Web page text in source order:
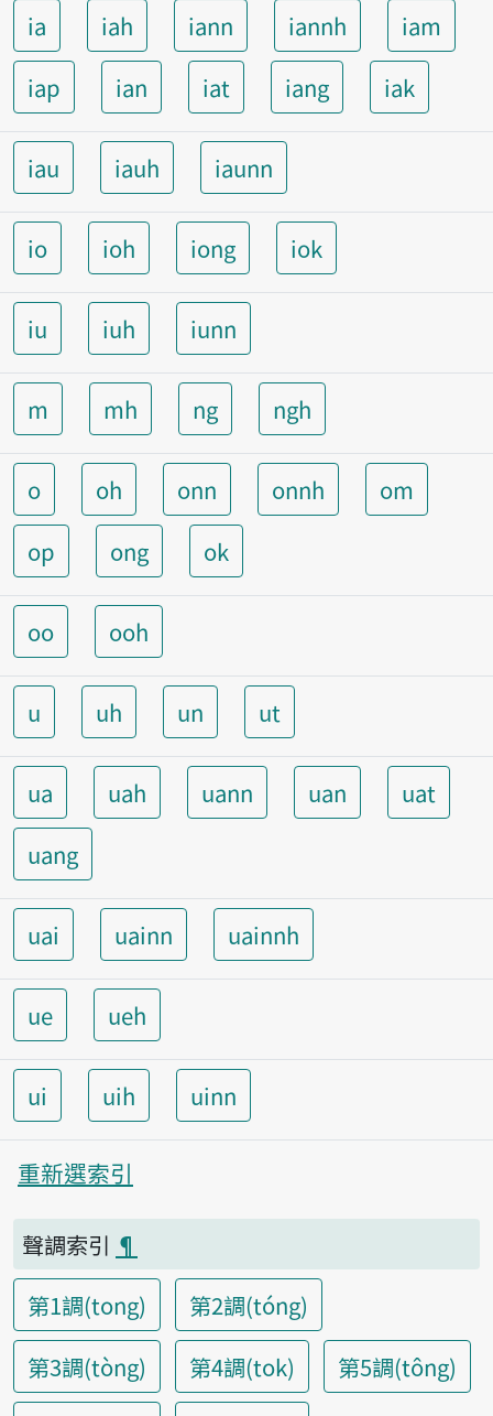
ia iah iann iannh
iam
iap
ian iat iang iak
iau iauh iaunn
io ioh iong iok
iu iuh iunn
m mh ng ngh
o oh onn onnh
om
op
ong ok
oo ooh
u uh un ut
ua uah uann uan
uat
uang
uai uainn uainnh
ue ueh
ui uih uinn
重新選索引
聲調索引 ¶
第1調(tong)
第2調(tóng)
第3調(tòng)
第4調(tok)
第5調(tông)